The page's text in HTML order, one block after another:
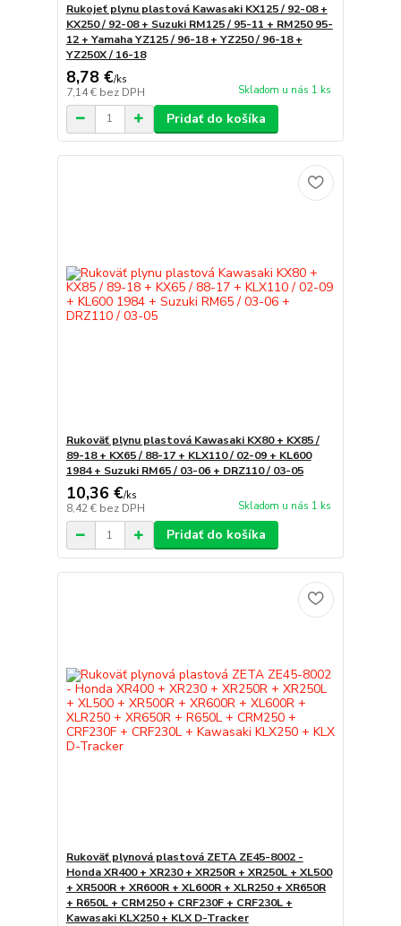
Rukojeť plynu plastová Kawasaki KX125 / 92-08 +
KX250 / 92-08 + Suzuki RM125 / 95-11 + RM250 95-
12 + Yamaha YZ125 / 96-18 + YZ250 / 96-18 +
YZ250X / 16-18
8,78 €/ks
7,14 € bez DPH Skladom u nás 1 ks
Pridať do košíka
Rukoväť plynu plastová Kawasaki KX80 + KX85 /
89-18 + KX65 / 88-17 + KLX110 / 02-09 + KL600
1984 + Suzuki RM65 / 03-06 + DRZ110 / 03-05
10,36 €/ks
8,42 € bez DPH Skladom u nás 1 ks
Pridať do košíka
Rukoväť plynová plastová ZETA ZE45-8002 -
Honda XR400 + XR230 + XR250R + XR250L + XL500
+ XR500R + XR600R + XL600R + XLR250 + XR650R
+ R650L + CRM250 + CRF230F + CRF230L +
Kawasaki KLX250 + KLX D-Tracker